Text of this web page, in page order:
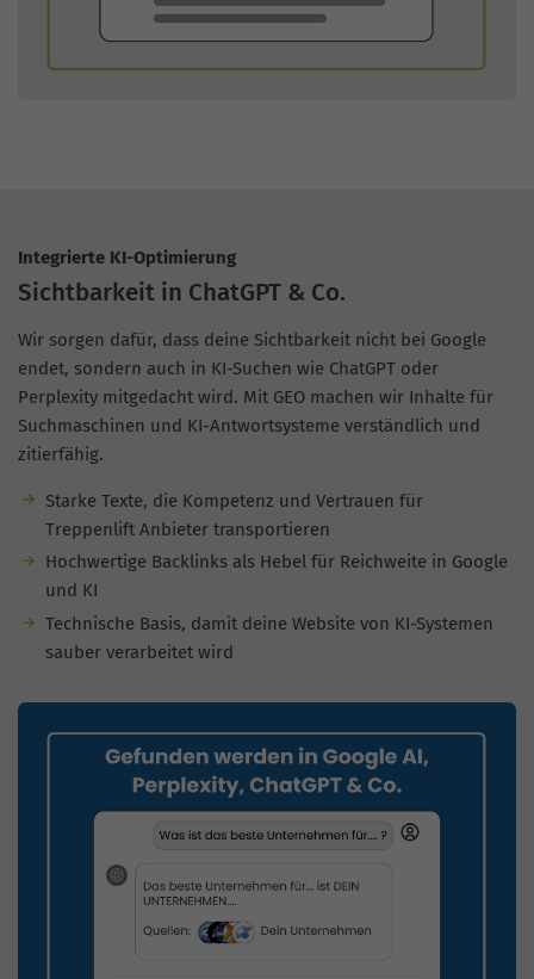
Integrierte KI-Optimierung
Sichtbarkeit in ChatGPT & Co.
Wir sorgen dafür, dass deine Sichtbarkeit nicht bei Google
endet, sondern auch in KI-Suchen wie ChatGPT oder
Perplexity mitgedacht wird. Mit GEO machen wir Inhalte für
Suchmaschinen und KI-Antwortsysteme verständlich und
zitierfähig.
Starke Texte, die Kompetenz und Vertrauen für
Treppenlift Anbieter transportieren
Hochwertige Backlinks als Hebel für Reichweite in Google
und KI
Technische Basis, damit deine Website von KI-Systemen
sauber verarbeitet wird